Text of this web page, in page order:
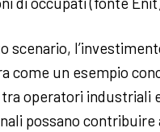
scenario,
come un esempio
operatori industriali
possano contribuire